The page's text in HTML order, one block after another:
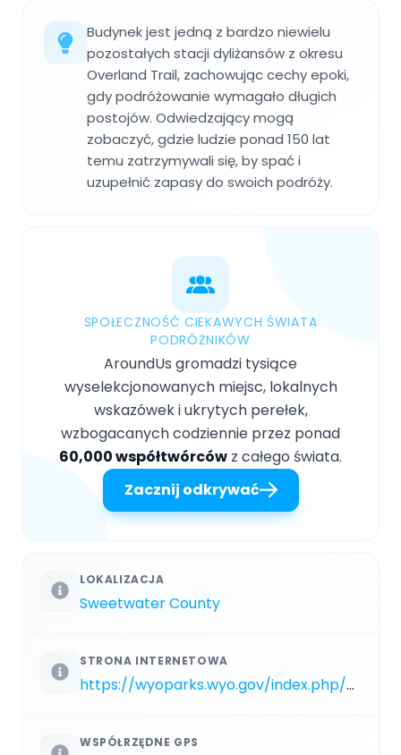
Budynek jest jedną z bardzo niewielu
pozostałych stacji dyliżansów z okresu
Overland Trail, zachowując cechy epoki,
gdy podróżowanie wymagało długich
postojów. Odwiedzający mogą
zobaczyć, gdzie ludzie ponad 150 lat
temu zatrzymywali się, by spać i
uzupełnić zapasy do swoich podróży.
SPOŁECZNOŚĆ CIEKAWYCH ŚWIATA
PODRÓŻNIKÓW
AroundUs gromadzi tysiące
wyselekcjonowanych miejsc, lokalnych
wskazówek i ukrytych perełek,
wzbogacanych codziennie przez ponad
60,000 współtwórców z całego świata.
Zacznij odkrywać
LOKALIZACJA
Sweetwater County
STRONA INTERNETOWA
https://wyoparks.wyo.gov/index.php/places-to-go/point-of-rocks
WSPÓŁRZĘDNE GPS